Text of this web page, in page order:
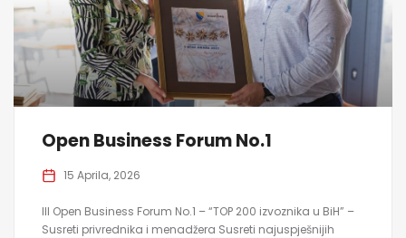
Open Business Forum No.1
15 Aprila, 2026
III Open Business Forum No.1 – “TOP 200 izvoznika u BiH” –
Susreti privrednika i menadžera Susreti najuspješnijih